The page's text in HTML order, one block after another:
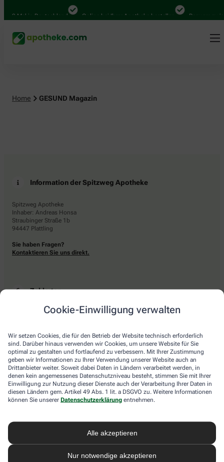
Cookie-Einwilligung verwalten
Wir setzen Cookies, die für den Betrieb der Website technisch erforderlich
sind. Darüber hinaus verwenden wir Cookies, um unsere Website für Sie
optimal zu gestalten und fortlaufend zu verbessern. Mit Ihrer Zustimmung
geben wir Informationen zu Ihrer Verwendung unserer Website auch an
Drittanbieter weiter. Soweit dabei Daten in Ländern verarbeitet werden, in
denen kein angemessenes Datenschutzniveau besteht, stimmen Sie mit Ihrer
Einwilligung zur Nutzung dieser Dienste auch der Verarbeitung Ihrer Daten in
diesen Ländern gem. Artikel 49 Abs. 1 lit. a DSGVO zu. Weitere Informationen
können Sie unserer Datenschutzerklärung entnehmen.
Alle akzeptieren
Nur notwendige akzeptieren
Mal in Deutschland Online bei Ihrer Apotheke bestellen Bequem
Home GESUND Magazin
Information der Spitzweg Apotheke
Spitzweg Apotheke
Inhaber: Andreas Honsa
Straubinger Straße 1b
94447 Plattling
Sie haben Fragen?
Kontaktieren Sie uns direkt.
Zahlarten
Bar oder mit einer anderen akzeptierten Zahlungsart Ihrer Apotheke vor Ort.
Lieferarten
Abholung in der Apotheke
Botendienstlieferung
apotheke.com Informationen
Newsletter